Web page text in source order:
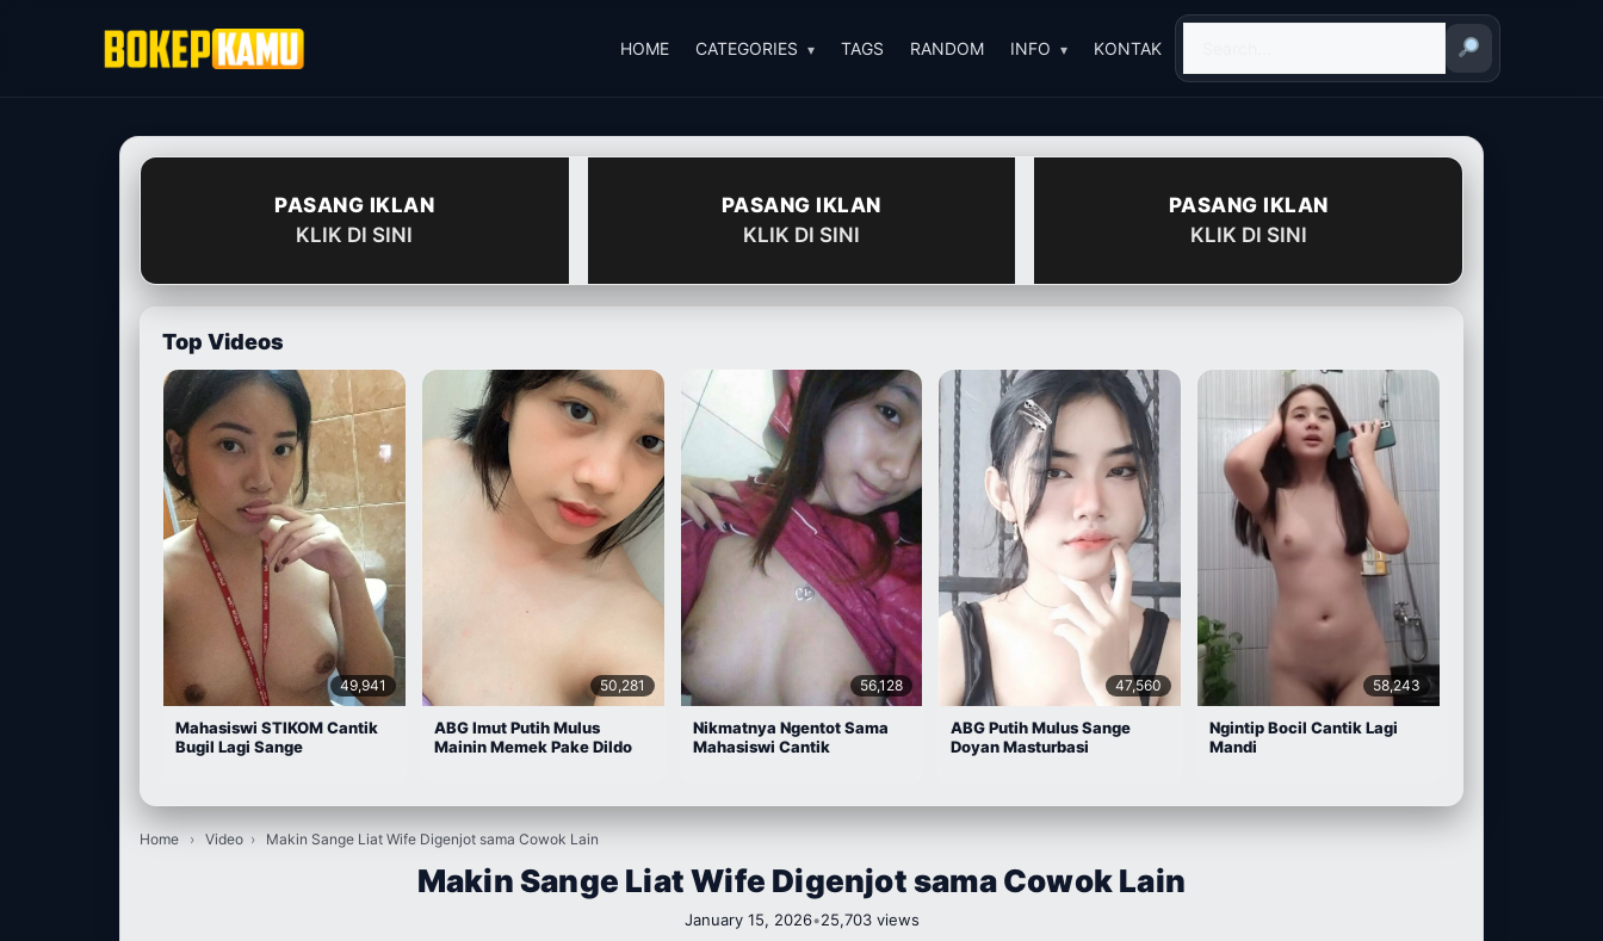
HOME CATEGORIES TAGS RANDOM INFO KONTAK
PASANG IKLAN
KLIK DI SINI
PASANG IKLAN
KLIK DI SINI
PASANG IKLAN
KLIK DI SINI
Top Videos
49,941
Mahasiswi STIKOM Cantik
Bugil Lagi Sange
50,281
ABG Imut Putih Mulus
Mainin Memek Pake Dildo
56,128
Nikmatnya Ngentot Sama
Mahasiswi Cantik
47,560
ABG Putih Mulus Sange
Doyan Masturbasi
58,243
Ngintip Bocil Cantik Lagi
Mandi
Home › Video › Makin Sange Liat Wife Digenjot sama Cowok Lain
Makin Sange Liat Wife Digenjot sama Cowok Lain
January 15, 2026•25,703 views